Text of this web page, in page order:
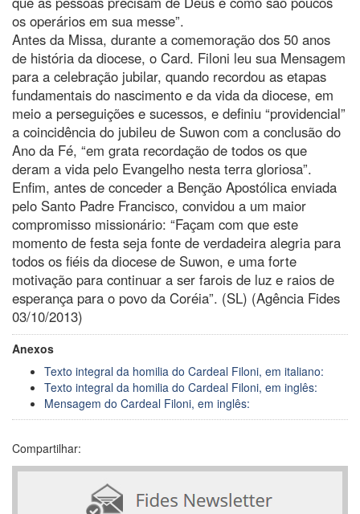
os operários em sua messe”.
Antes da Missa, durante a comemoração dos 50 anos
de história da diocese, o Card. Filoni leu sua Mensagem
para a celebração jubilar, quando recordou as etapas
fundamentais do nascimento e da vida da diocese, em
meio a perseguições e sucessos, e definiu “providencial”
a coincidência do jubileu de Suwon com a conclusão do
Ano da Fé, “em grata recordação de todos os que
deram a vida pelo Evangelho nesta terra gloriosa”.
Enfim, antes de conceder a Benção Apostólica enviada
pelo Santo Padre Francisco, convidou a um maior
compromisso missionário: “Façam com que este
momento de festa seja fonte de verdadeira alegria para
todos os fiéis da diocese de Suwon, e uma forte
motivação para continuar a ser farois de luz e raios de
esperança para o povo da Coréia”. (SL) (Agência Fides
03/10/2013)
Anexos
Texto integral da homilia do Cardeal Filoni, em italiano:
Texto integral da homilia do Cardeal Filoni, em inglês:
Mensagem do Cardeal Filoni, em inglês:
Compartilhar: